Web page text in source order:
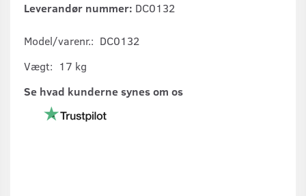
Leverandør nummer: DC0132
Model/varenr.: DC0132
Vægt: 17 kg
Se hvad kunderne synes om os